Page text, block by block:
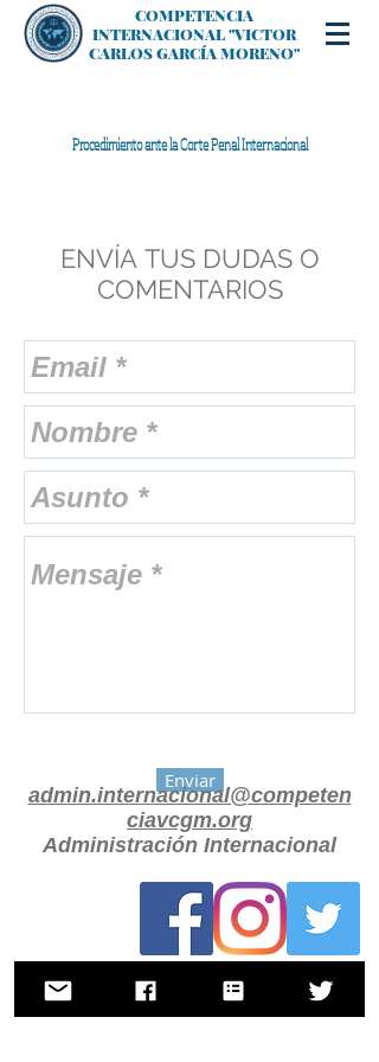
COMPETENCIA
INTERNACIONAL "VICTOR
CARLOS GARCÍA MORENO"
Procedimiento ante la Corte Penal Internacional
ENVÍA TUS DUDAS O
COMENTARIOS
Enviar
admin.internacional@competen
ciavcgm.org
Administración Internacional